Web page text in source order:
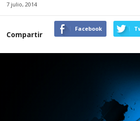
7 julio, 2014
Compartir
Facebook